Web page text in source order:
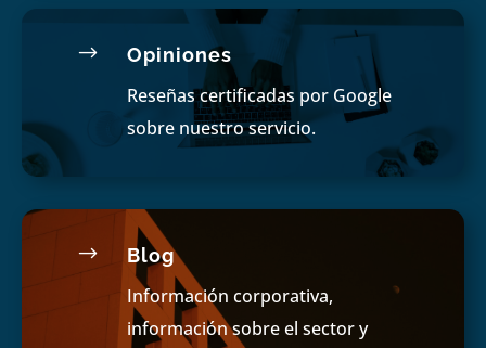
$ Opiniones
Reseñas certificadas por Google
sobre nuestro servicio.
$ Blog
Información corporativa,
información sobre el sector y